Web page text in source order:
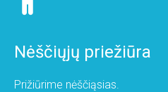
Nėščiųjų priežiūra
Prižiūrime nėščiąsias.